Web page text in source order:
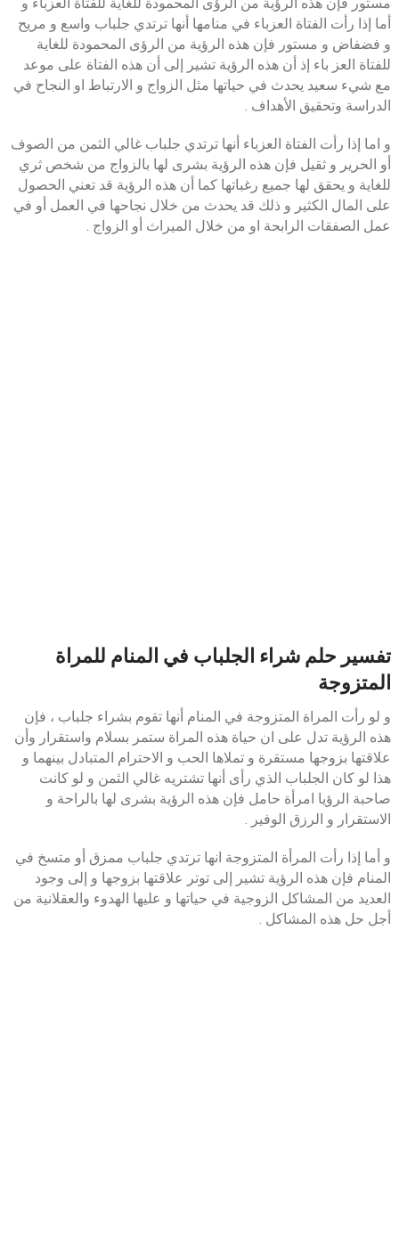
أما إذا رأت الفتاة العزباء في منامها أنها ترتدي جلباب واسع و مريح
و فضفاض و مستور فإن هذه الرؤية من الرؤى المحمودة للغاية
للفتاة العز باء إذ أن هذه الرؤية تشير إلى أن هذه الفتاة على موعد
مع شيء سعيد يحدث في حياتها مثل الزواج و الارتباط او النجاح في
الدراسة وتحقيق الأهداف .
و اما إذا رأت الفتاة العزباء أنها ترتدي جلباب غالي الثمن من الصوف
أو الحرير و ثقيل فإن هذه الرؤية بشرى لها بالزواج من شخص ثري
للغاية و يحقق لها جميع رغباتها كما أن هذه الرؤية قد تعني الحصول
على المال الكثير و ذلك قد يحدث من خلال نجاحها في العمل أو في
عمل الصفقات الرابحة او من خلال الميراث أو الزواج .
تفسير حلم شراء الجلباب في المنام للمراة
المتزوجة
و لو رأت المراة المتزوجة في المنام أنها تقوم بشراء جلباب ، فإن
هذه الرؤية تدل على ان حياة هذه المراة ستمر بسلام واستقرار وأن
علاقتها بزوجها مستقرة و تملاها الحب و الاحترام المتبادل بينهما و
هذا لو كان الجلباب الذي رأى أنها تشتريه غالي الثمن و لو كانت
صاحبة الرؤيا امرأة حامل فإن هذه الرؤية بشرى لها بالراحة و
الاستقرار و الرزق الوفير .
و أما إذا رأت المرأة المتزوجة انها ترتدي جلباب ممزق أو متسخ في
المنام فإن هذه الرؤية تشير إلى توتر علاقتها بزوجها و إلى وجود
العديد من المشاكل الزوجية في حياتها و عليها الهدوء والعقلانية من
أجل حل هذه المشاكل .